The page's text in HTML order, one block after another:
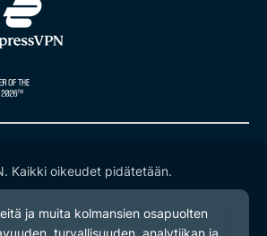
Kaikki oikeudet pidätetään.